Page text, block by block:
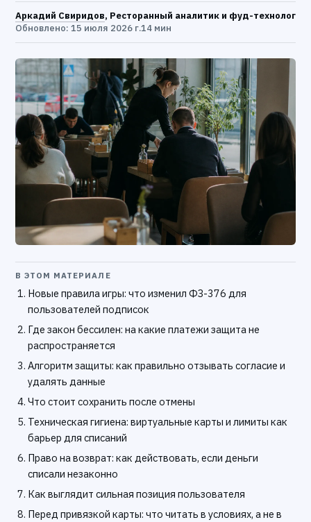
Аркадий Свиридов, Ресторанный аналитик и фуд-технолог
Обновлено: 15 июля 2026 г.14 мин
В ЭТОМ МАТЕРИАЛЕ
Новые правила игры: что изменил ФЗ-376 для
пользователей подписок
Где закон бессилен: на какие платежи защита не
распространяется
Алгоритм защиты: как правильно отзывать согласие и
удалять данные
Что стоит сохранить после отмены
Техническая гигиена: виртуальные карты и лимиты как
барьер для списаний
Право на возврат: как действовать, если деньги
списали незаконно
Как выглядит сильная позиция пользователя
Перед привязкой карты: что читать в условиях, а не в